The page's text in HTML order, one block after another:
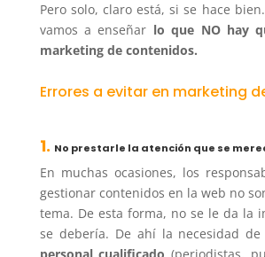
Pero solo, claro está, si se hace
vamos a enseñar lo que NO hay
marketing de contenidos.
Errores a evitar en marketing
1. No prestarle la atención que se
En muchas ocasiones, los
gestionar contenidos en la web no
tema. De esta forma, no se le da la
se debería. De ahí la necesidad